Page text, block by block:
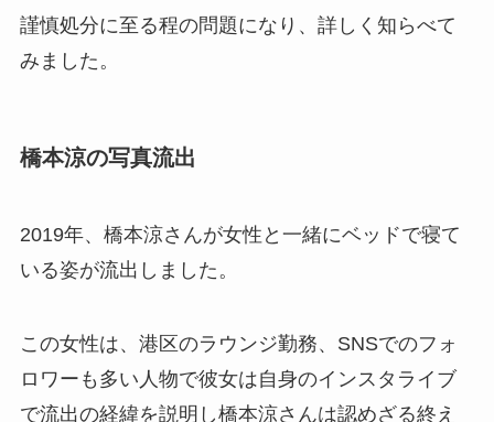
謹慎処分に至る程の問題になり、詳しく知らべて
みました。
橋本涼の写真流出
2019年、橋本涼さんが女性と一緒にベッドで寝て
いる姿が流出しました。
この女性は、港区のラウンジ勤務、SNSでのフォ
ロワーも多い人物で彼女は自身のインスタライブ
で流出の経緯を説明し橋本涼さんは認めざる終え